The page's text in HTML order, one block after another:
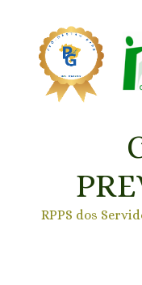
RPPS dos